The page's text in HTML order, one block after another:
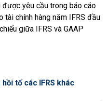
yêu cầu trong báo cáo
chính hàng năm IFRS đầu
giữa IFRS và GAAP
tố các IFRS khác